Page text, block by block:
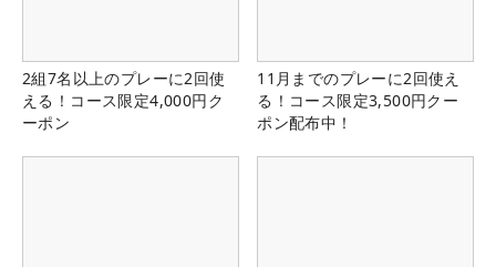
2組7名以上のプレーに2回使
える！コース限定4,000円ク
ーポン
11月までのプレーに2回使え
る！コース限定3,500円クー
ポン配布中！